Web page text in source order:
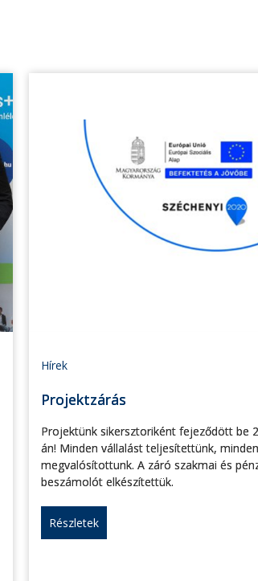
Hírek
Projektzárás
Projektünk sikersztoriként fejeződött be
án! Minden vállalást teljesítettünk,
megvalósítottunk. A záró szakmai és
beszámolót elkészítettük.
Részletek